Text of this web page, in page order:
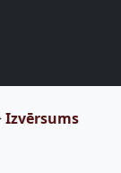
Izvērsums